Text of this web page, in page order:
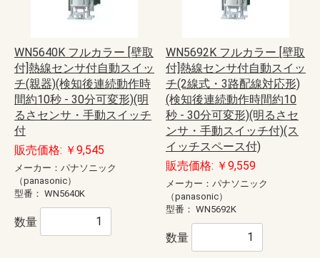
WN5640K フルカラー [壁取
付]熱線センサ付自動スイッ
チ(親器)(検知後連続動作時
間約10秒 - 30分可変形)(明
るさセンサ・手動スイッチ
付
販売価格: ￥9,545
メーカー：パナソニック
（panasonic）
型番： WN5640K
数量
WN5692K フルカラー [壁取
付]熱線センサ付自動スイッ
チ(2線式・3路配線対応形)
(検知後連続動作時間約10
秒 - 30分可変形)(明るさセ
ンサ・手動スイッチ付)(ス
イッチスペース付)
販売価格: ￥9,559
メーカー：パナソニック
（panasonic）
型番： WN5692K
数量